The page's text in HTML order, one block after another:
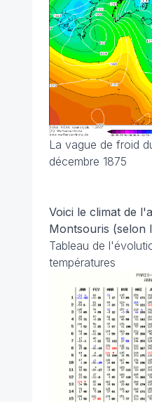
La vague de froid
décembre 1875
Voici le climat de
Montsouris (selon
Tableau de
températures